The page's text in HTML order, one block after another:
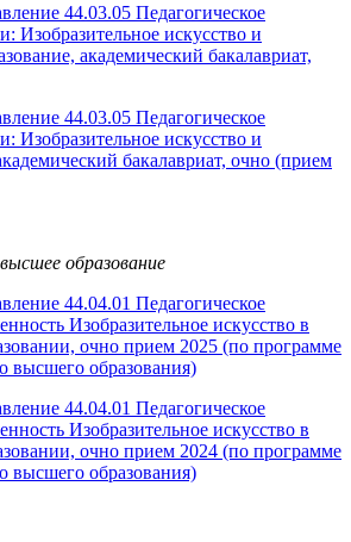
44.03.05 Педагогическое
Изобразительное искусство и
академический бакалавриат,
44.03.05 Педагогическое
Изобразительное искусство и
бакалавриат, очно (прием
образование
44.04.01 Педагогическое
Изобразительное искусство в
очно прием 2025 (по программе
высшего образования)
44.04.01 Педагогическое
Изобразительное искусство в
очно прием 2024 (по программе
высшего образования)